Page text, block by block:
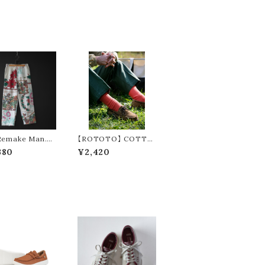
Man.】
cloth re
②
【ROTOTO】 COTTO
N WAFFLE CREW S
OCKS R1110
¥2,420